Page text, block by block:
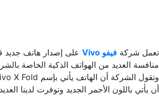
تعمل شركة فيفو Vivo
على إصدار هاتف جديد
منافسة العديد من الهواتف الذكية الخاصة
أن يأتي باللون الأحمر الجديد وتوفرت لدينا